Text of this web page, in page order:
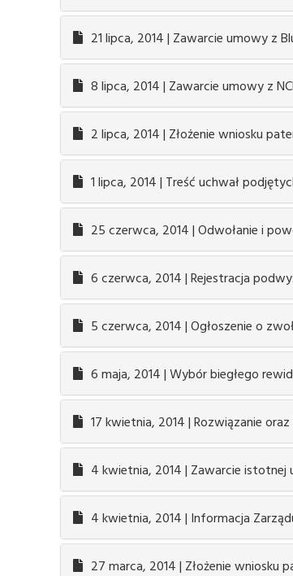
21 lipca, 2014 | Zawarcie umowy z
8 lipca, 2014 | Zawarcie umowy z
2 lipca, 2014 | Złożenie wniosku
1 lipca, 2014 | Treść uchwał
25 czerwca, 2014 | Odwołanie i
6 czerwca, 2014 | Rejestracja
5 czerwca, 2014 | Ogłoszenie o
6 maja, 2014 | Wybór biegłego
17 kwietnia, 2014 | Rozwiązanie
4 kwietnia, 2014 | Zawarcie
4 kwietnia, 2014 | Informacja
27 marca, 2014 | Złożenie